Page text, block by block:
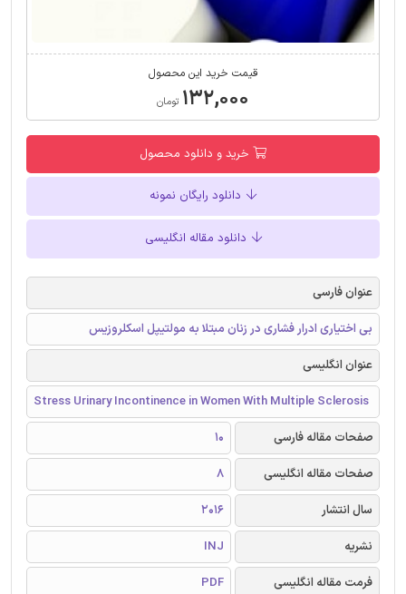
قیمت خرید این محصول
۱۳۲,۰۰۰ تومان
خرید و دانلود محصول
دانلود رایگان نمونه
دانلود مقاله انگلیسی
عنوان فارسی
بی اختیاری ادرار فشاری در زنان مبتلا به مولتیپل اسکلروزیس
عنوان انگلیسی
Stress Urinary Incontinence in Women With Multiple Sclerosis
صفحات مقاله فارسی
10
صفحات مقاله انگلیسی
8
سال انتشار
2016
نشریه
INJ
فرمت مقاله انگلیسی
PDF